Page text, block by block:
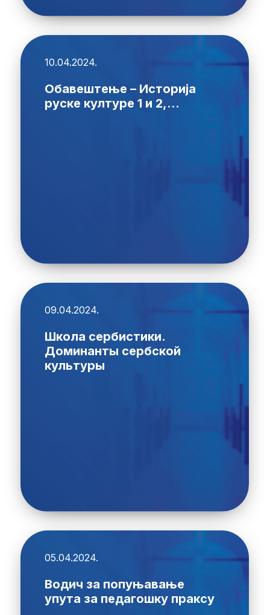
10.04.2024.
Обавештење – Историја
руске културе 1 и 2,...
09.04.2024.
Школа сербистики.
Доминанты сербской
культуры
05.04.2024.
Водич за попуњавање
упута за педагошку праксу